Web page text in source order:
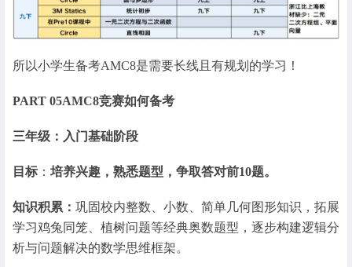
所以小学生备考AMC8是需要长线且有规划的学习！
PART 05AMC8竞赛如何备考
三年级：入门基础阶段
目标 ： 培养兴趣，熟悉题型，争取答对前10题。
知识积累： 巩固校内整数、小数、简单几何图形知识，拓展
学习鸡兔同笼、植树问题等经典奥数题型，逐步构建逻辑分
析与问题解决的数学思维框架。